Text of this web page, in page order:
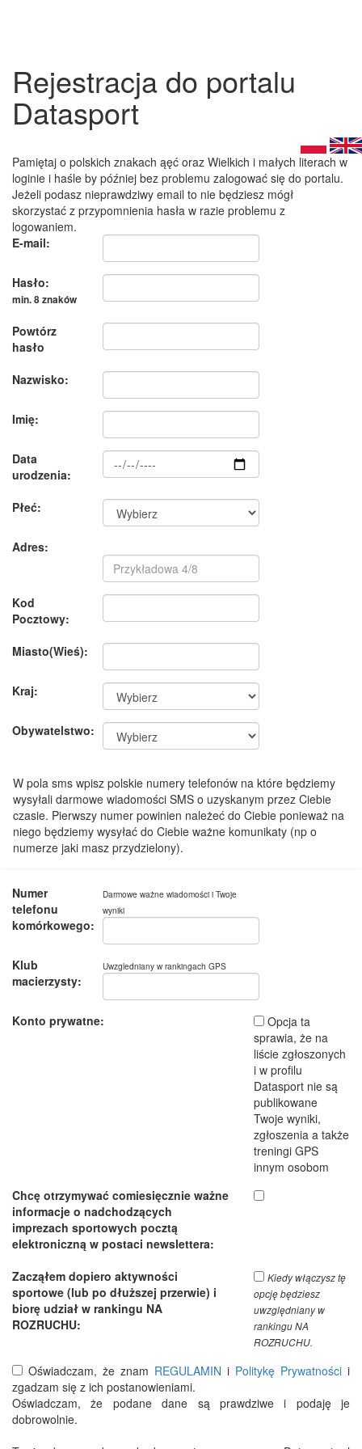
Rejestracja do portalu
Datasport
Pamiętaj o polskich znakach ąęć oraz Wielkich i małych literach w
loginie i haśle by później bez problemu zalogować się do portalu.
Jeżeli podasz nieprawdziwy email to nie będziesz mógł
skorzystać z przypomnienia hasła w razie problemu z
logowaniem.
E-mail:
Hasło:
min. 8 znaków
Powtórz
hasło
Nazwisko:
Imię:
Data
urodzenia:
Płeć:
Adres:
Kod
Pocztowy:
Miasto(Wieś):
Kraj:
Obywatelstwo:
W pola sms wpisz polskie numery telefonów na które będziemy
wysyłali darmowe wiadomości SMS o uzyskanym przez Ciebie
czasie. Pierwszy numer powinien należeć do Ciebie ponieważ na
niego będziemy wysyłać do Ciebie ważne komunikaty (np o
numerze jaki masz przydzielony).
Numer
telefonu
komórkowego:
Darmowe ważne wiadomości i Twoje
wyniki
Klub
macierzysty:
Uwzgledniany w rankingach GPS
Konto prywatne:
Opcja ta
sprawia, że na
liście zgłoszonych
i w profilu
Datasport nie są
publikowane
Twoje wyniki,
zgłoszenia a także
treningi GPS
innym osobom
Chcę otrzymywać comiesięcznie ważne
informacje o nadchodzących
imprezach sportowych pocztą
elektroniczną w postaci newslettera:
Zacząłem dopiero aktywności
sportowe (lub po dłuższej przerwie) i
biorę udział w rankingu NA
ROZRUCHU:
Kiedy włączysz tę
opcję będziesz
uwzględniany w
rankingu NA
ROZRUCHU.
Oświadczam, że znam REGULAMIN i Politykę Prywatności i
zgadzam się z ich postanowieniami.
Oświadczam, że podane dane są prawdziwe i podaję je
dobrowolnie.